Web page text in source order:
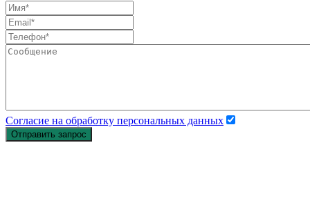
Согласие на обработку персональных данных
Отправить запрос